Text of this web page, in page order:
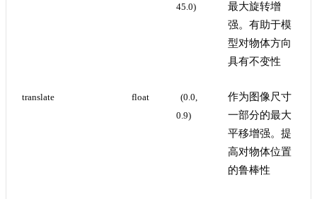
45.0)
最大旋转增
强。有助于模
型对物体方向
具有不变性
translate float
(0.0,
0.9)
作为图像尺寸
一部分的最大
平移增强。提
高对物体位置
的鲁棒性